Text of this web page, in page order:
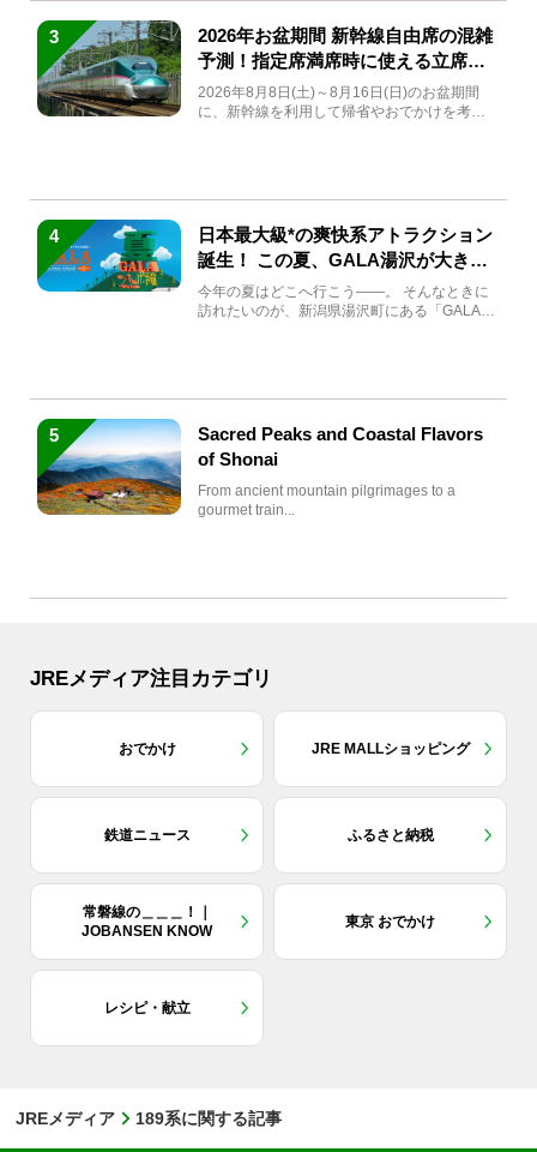
3
2026年お盆期間 新幹線自由席の混雑
予測！指定席満席時に使える立席特
急券も解説
2026年8月8日(土)～8月16日(日)のお盆期間
に、新幹線を利用して帰省やおでかけを考え
4
日本最大級*の爽快系アトラクション
誕生！ この夏、GALA湯沢が大きく
生まれ変わる
今年の夏はどこへ行こう――。 そんなときに
訪れたいのが、新潟県湯沢町にある「GALA湯
5
Sacred Peaks and Coastal Flavors
of Shonai
From ancient mountain pilgrimages to a
gourmet train...
JREメディア注目カテゴリ
おでかけ JRE MALLショッピング
鉄道ニュース ふるさと納税
常磐線の＿＿＿！｜
JOBANSEN KNOW
東京 おでかけ
レシピ・献立
JREメディア 189系に関する記事